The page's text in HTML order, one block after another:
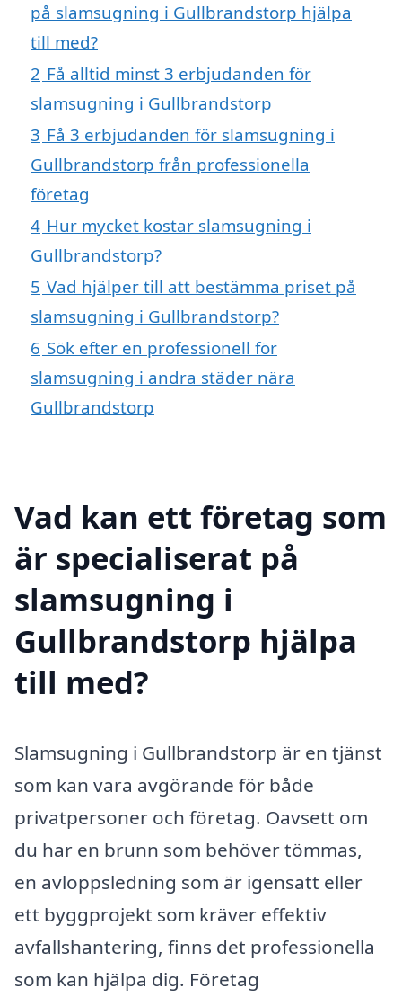
på slamsugning i Gullbrandstorp hjälpa
till med?
2 Få alltid minst 3 erbjudanden för
slamsugning i Gullbrandstorp
3 Få 3 erbjudanden för slamsugning i
Gullbrandstorp från professionella
företag
4 Hur mycket kostar slamsugning i
Gullbrandstorp?
5 Vad hjälper till att bestämma priset på
slamsugning i Gullbrandstorp?
6 Sök efter en professionell för
slamsugning i andra städer nära
Gullbrandstorp
Vad kan ett företag som
är specialiserat på
slamsugning i
Gullbrandstorp hjälpa
till med?
Slamsugning i Gullbrandstorp är en tjänst
som kan vara avgörande för både
privatpersoner och företag. Oavsett om
du har en brunn som behöver tömmas,
en avloppsledning som är igensatt eller
ett byggprojekt som kräver effektiv
avfallshantering, finns det professionella
som kan hjälpa dig. Företag